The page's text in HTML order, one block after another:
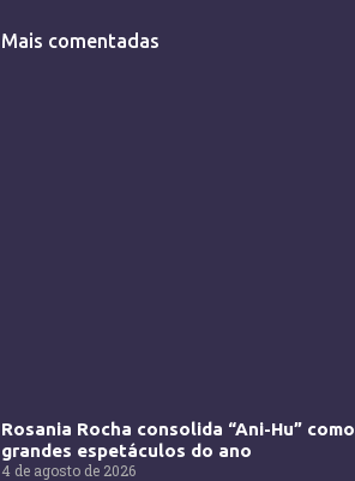
Mais comentadas
Rosania Rocha consolida “Ani-Hu”
grandes espetáculos do ano
4 de agosto de 2026